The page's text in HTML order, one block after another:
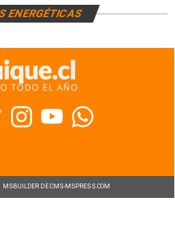
ENERGÉTICAS
MSBUILDER DE CMS-MSPRESS.COM